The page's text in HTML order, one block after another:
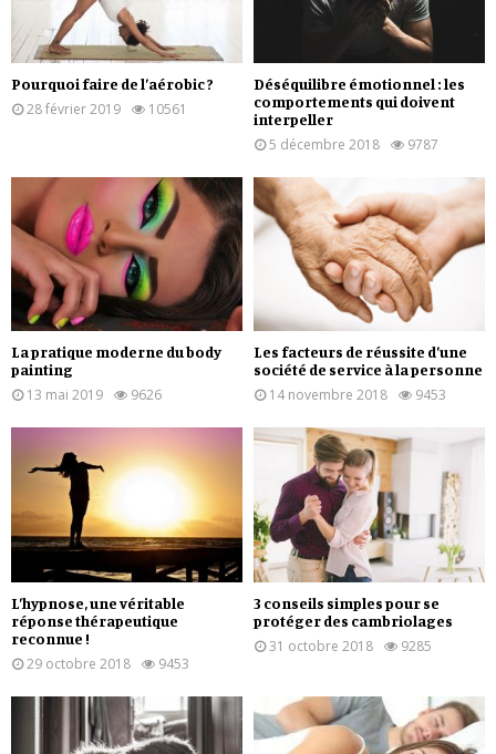
Pourquoi faire de l’aérobic ?
28 février 2019
10561
Déséquilibre émotionnel : les
comportements qui doivent
interpeller
5 décembre 2018
9787
La pratique moderne du body
painting
13 mai 2019
9626
Les facteurs de réussite d’une
société de service à la personne
14 novembre 2018
9453
L’hypnose, une véritable
réponse thérapeutique
reconnue !
29 octobre 2018
9453
3 conseils simples pour se
protéger des cambriolages
31 octobre 2018
9285